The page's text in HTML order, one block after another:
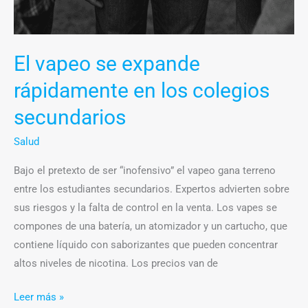
El vapeo se expande
rápidamente en los colegios
secundarios
Salud
Bajo el pretexto de ser “inofensivo” el vapeo gana terreno
entre los estudiantes secundarios. Expertos advierten sobre
sus riesgos y la falta de control en la venta. Los vapes se
compones de una batería, un atomizador y un cartucho, que
contiene líquido con saborizantes que pueden concentrar
altos niveles de nicotina. Los precios van de
Leer más »